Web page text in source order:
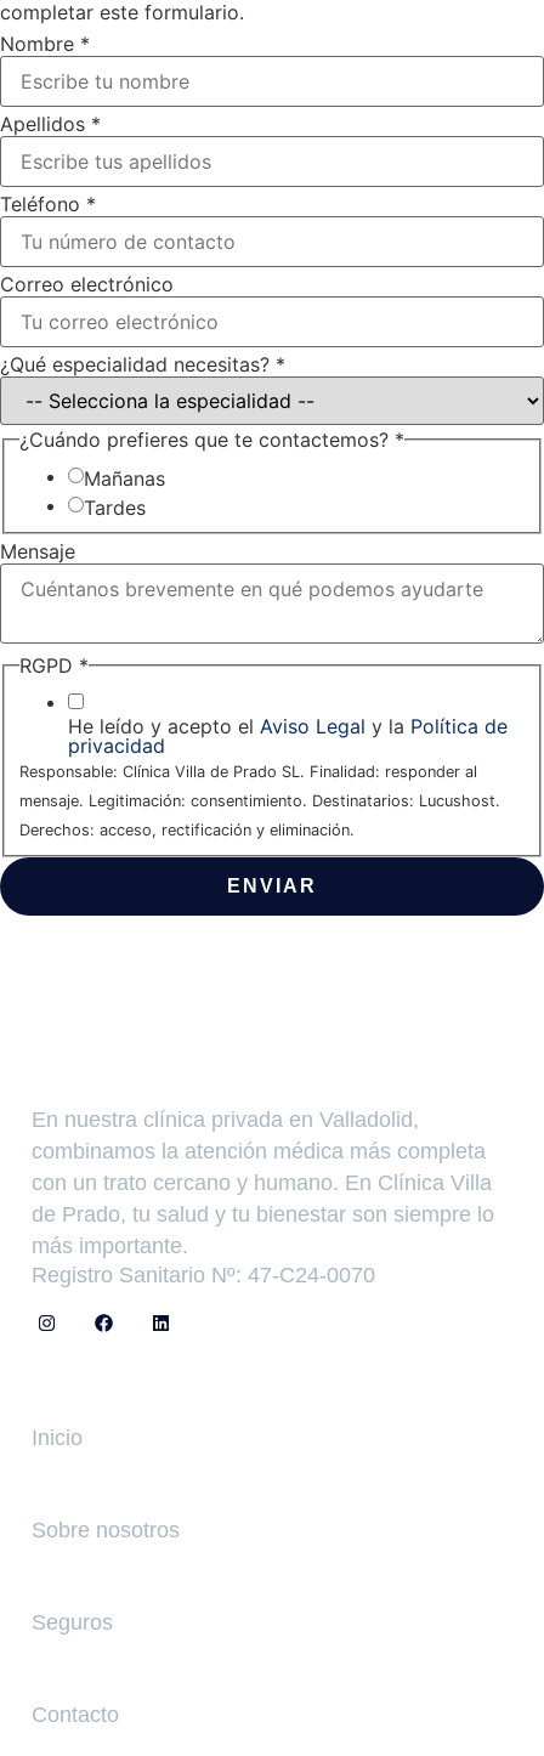
completar este formulario.
Nombre *
Apellidos *
Teléfono *
Correo electrónico
¿Qué especialidad necesitas? *
¿Cuándo prefieres que te contactemos? *
Mañanas
Tardes
Mensaje
RGPD *
He leído y acepto el Aviso Legal y la Política de
privacidad
Responsable: Clínica Villa de Prado SL. Finalidad: responder al
mensaje. Legitimación: consentimiento. Destinatarios: Lucushost.
Derechos: acceso, rectificación y eliminación.
ENVIAR
En nuestra clínica privada en Valladolid,
combinamos la atención médica más completa
con un trato cercano y humano. En Clínica Villa
de Prado, tu salud y tu bienestar son siempre lo
más importante.
Registro Sanitario Nº: 47-C24-0070
Inicio
Sobre nosotros
Seguros
Contacto